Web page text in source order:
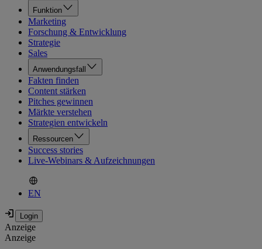
Funktion
Marketing
Forschung & Entwicklung
Strategie
Sales
Anwendungsfall
Fakten finden
Content stärken
Pitches gewinnen
Märkte verstehen
Strategien entwickeln
Ressourcen
Success stories
Live-Webinars & Aufzeichnungen
EN
Anzeige
Anzeige